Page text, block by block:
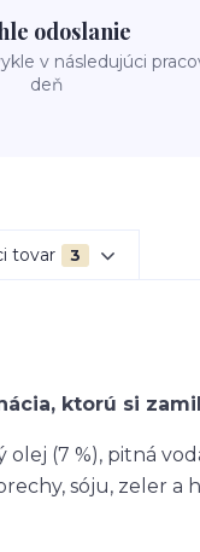
odoslanie
v následujúci
deň
tovar 3
ktorú si
(7 %), pitná
sóju, zeler a